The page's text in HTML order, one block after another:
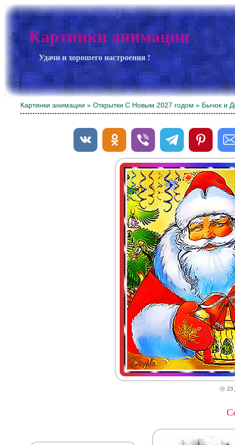
Картинки анимации
Удачи и хорошего настроения !
Картинки анимации »Открытки С Новым 2027 годом » Бычок и
23